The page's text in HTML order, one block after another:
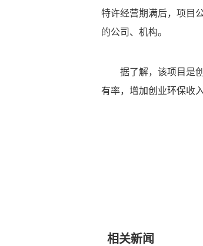
特许经营期满后，项目
的公司、机构。
据了解，该项目是
有率，增加创业环保收
相关新闻